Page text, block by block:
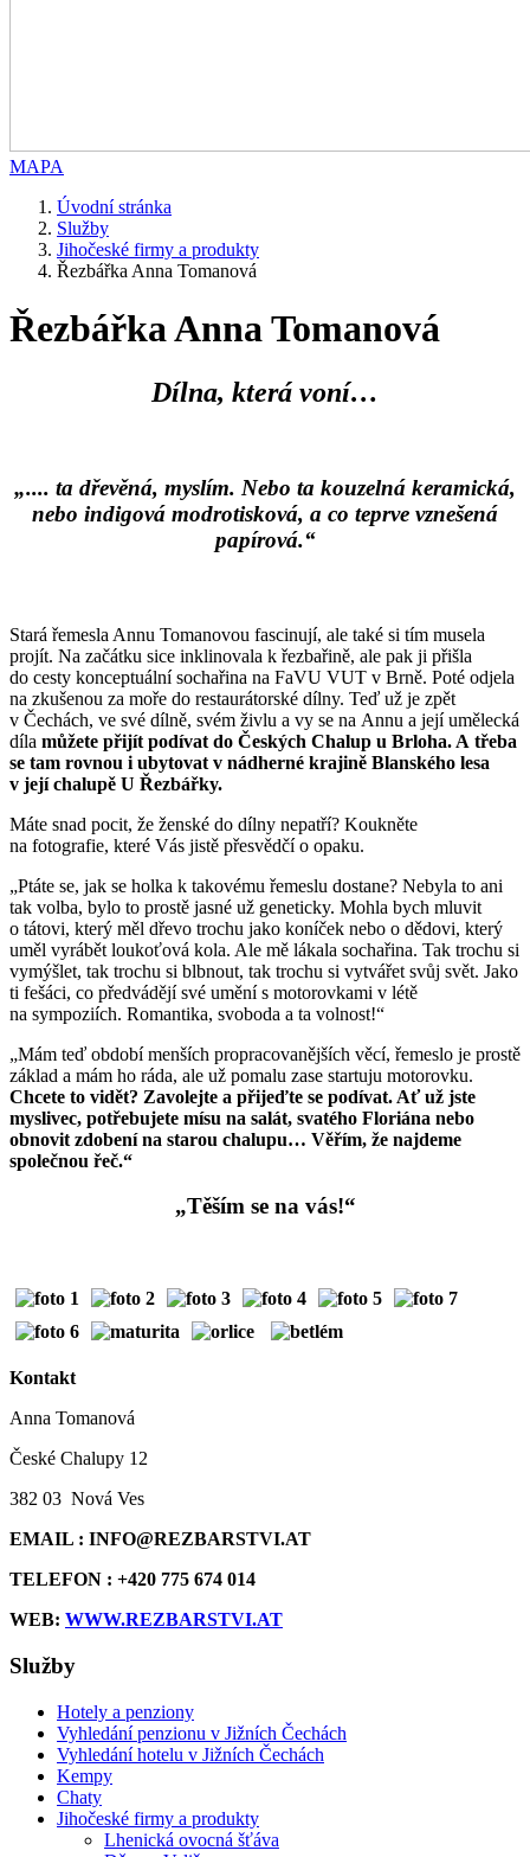
MAPA
Úvodní stránka
Služby
Jihočeské firmy a produkty
Řezbářka Anna Tomanová
Řezbářka Anna Tomanová
Dílna, která voní…
„.... ta dřevěná, myslím. Nebo ta kouzelná keramická,
nebo indigová modrotisková, a co teprve vznešená
papírová.“
Stará řemesla Annu Tomanovou fascinují, ale také si tím musela
projít. Na začátku sice inklinovala k řezbařině, ale pak ji přišla
do cesty konceptuální sochařina na FaVU VUT v Brně. Poté odjela
na zkušenou za moře do restaurátorské dílny. Teď už je zpět
v Čechách, ve své dílně, svém živlu a vy se na Annu a její umělecká
díla můžete přijít podívat do Českých Chalup u Brloha. A třeba
se tam rovnou i ubytovat v nádherné krajině Blanského lesa
v její chalupě U Řezbářky.
Máte snad pocit, že ženské do dílny nepatří? Koukněte
na fotografie, které Vás jistě přesvědčí o opaku.
„Ptáte se, jak se holka k takovému řemeslu dostane? Nebyla to ani
tak volba, bylo to prostě jasné už geneticky. Mohla bych mluvit
o tátovi, který měl dřevo trochu jako koníček nebo o dědovi, který
uměl vyrábět loukoťová kola. Ale mě lákala sochařina. Tak trochu si
vymýšlet, tak trochu si blbnout, tak trochu si vytvářet svůj svět. Jako
ti fešáci, co předvádějí své umění s motorovkami v létě
na sympoziích. Romantika, svoboda a ta volnost!“
„Mám teď období menších propracovanějších věcí, řemeslo je prostě
základ a mám ho ráda, ale už pomalu zase startuju motorovku.
Chcete to vidět? Zavolejte a přijeďte se podívat. Ať už jste
myslivec, potřebujete mísu na salát, svatého Floriána nebo
obnovit zdobení na starou chalupu… Věřím, že najdeme
společnou řeč.“
„Těším se na vás!“
Kontakt
Anna Tomanová
České Chalupy 12
382 03 Nová Ves
EMAIL : INFO@REZBARSTVI.AT
TELEFON : +420 775 674 014
WEB: WWW.REZBARSTVI.AT
Služby
Hotely a penziony
Vyhledání penzionu v Jižních Čechách
Vyhledání hotelu v Jižních Čechách
Kempy
Chaty
Jihočeské firmy a produkty
Lhenická ovocná šťáva